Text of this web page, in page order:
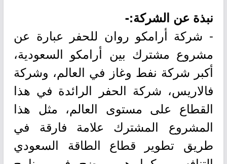
نبذة عن الشركة:-
- شركة أرامكو روان للحفر عبارة عن
مشروع مشترك بين أرامكو السعودية،
أكبر شركة نفط وغاز في العالم، وشركة
فالاريس، شركة الحفر الرائدة في هذا
القطاع على مستوى العالم، مثل هذا
المشروع المشترك علامة فارقة في
طريق تطوير قطاع الطاقة السعودي